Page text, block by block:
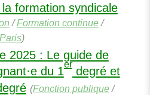
formation syndicale
/Formation continue/
)
2025 : Le guide de
·e du 1
er
degré et
(Fonction publique/